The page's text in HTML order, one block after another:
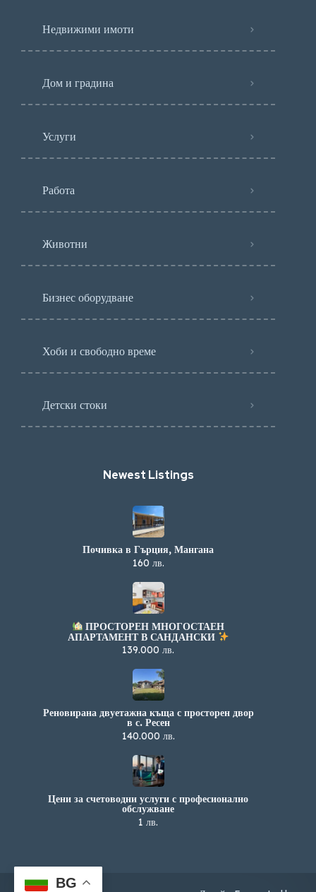
Недвижими имоти
Дом и градина
Услуги
Работа
Животни
Бизнес оборудване
Хоби и свободно време
Детски стоки
Newest Listings​
Почивка в Гърция, Мангана
160 лв.
ПРОСТОРЕН МНОГОСТАЕН
АПАРТАМЕНТ В САНДАНСКИ
139.000 лв.
Реновирана двуетажна къща с просторен двор
в с. Ресен
140.000 лв.
Цени за счетоводни услуги с професионално
обслужване
1 лв.
BG